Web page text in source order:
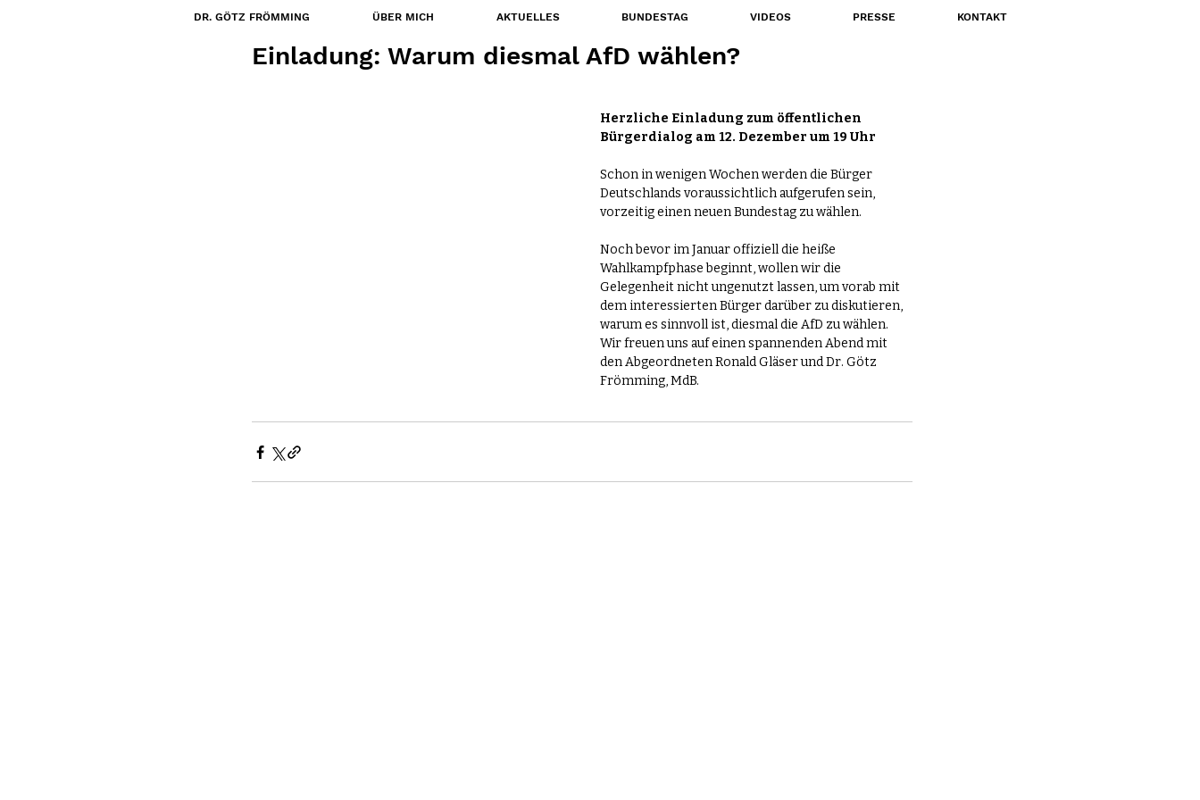
Einladung: Warum diesmal AfD wählen?
Herzliche Einladung zum öffentlichen
Bürgerdialog am 12. Dezember um 19 Uhr
Schon in wenigen Wochen werden die Bürger
Deutschlands voraussichtlich aufgerufen sein,
vorzeitig einen neuen Bundestag zu wählen.
Noch bevor im Januar offiziell die heiße
Wahlkampfphase beginnt, wollen wir die
Gelegenheit nicht ungenutzt lassen, um vorab mit
dem interessierten Bürger darüber zu diskutieren,
warum es sinnvoll ist, diesmal die AfD zu wählen.
Wir freuen uns auf einen spannenden Abend mit
den Abgeordneten Ronald Gläser und Dr. Götz
Frömming, MdB.
DR. GÖTZ FRÖMMING ÜBER MICH AKTUELLES BUNDESTAG VIDEOS PRESSE KONTAKT